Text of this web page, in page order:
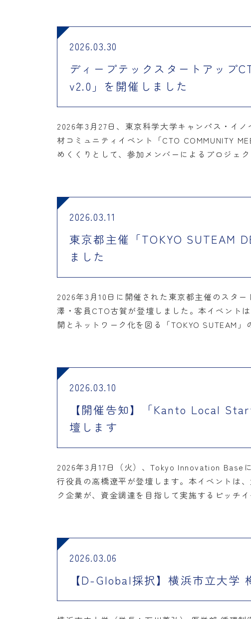
2026.03.30
ディープテックスタートアップ
v2.0」を開催しました
2026年3月27日、東京科学大学キャンパス・イ
材コミュニティイベント「CTO COMMUNITY
めくくりとして、参加メンバーによるプロジェ
2026.03.11
東京都主催「TOKYO SUTEAM
ました
2026年3月10日に開催された東京都主催のスタ
澤・客員CTO古賀が登壇しました。本イベント
開とネットワーク化を図る「TOKYO SUTEAM
2026.03.10
【開催告知】「Kanto Local
壇します
2026年3月17日（火）、Tokyo Innovation
行役員の高橋遼平が登壇します。本イベントは
ク企業が、資金調達を目指して実施するピッチ
2026.03.06
【D-Global採択】横浜市立大学